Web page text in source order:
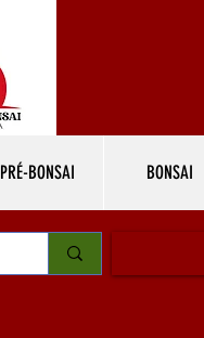
PRÉ-BONSAI BONSAI